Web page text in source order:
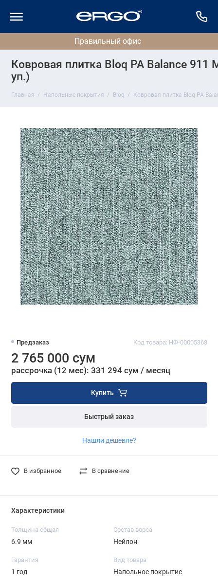
Ковровая плитка Bloq PA Balance
уп.)
Главная Напольные покрытия Bloq Ковровая плитка Bloq PA
Предзаказ Код товара: НФ-00005368
2 765 000 сум
рассрочка (12 мес): 331 294 сум / месяц
Купить
Быстрый заказ
Нашли дешевле?
В избранное В сравнение
Характеристики
Толщина общая
6.9 мм
Состав ворса
Нейлон
Гарантия
1 год
Вид товара
Напольное покрытие